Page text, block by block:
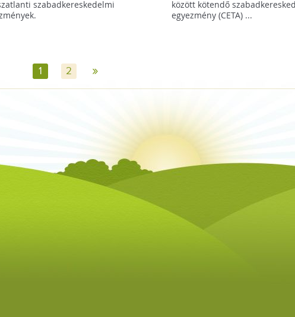
szabadkereskedelmi
között kötendő
egyezmény (CETA) ...
1 2 »